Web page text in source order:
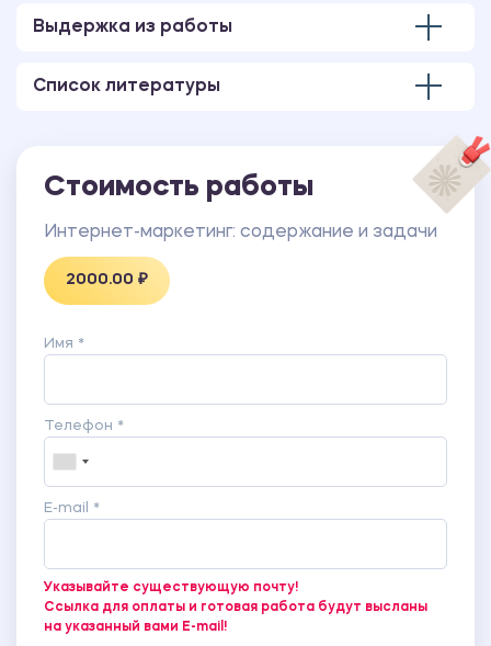
Выдержка из работы
Список литературы
Стоимость работы
Интернет-маркетинг: содержание и задачи
2000.00 ₽
Имя *
Телефон *
E-mail *
Указывайте существующую почту!
Ссылка для оплаты и готовая работа будут высланы
на указанный вами E-mail!